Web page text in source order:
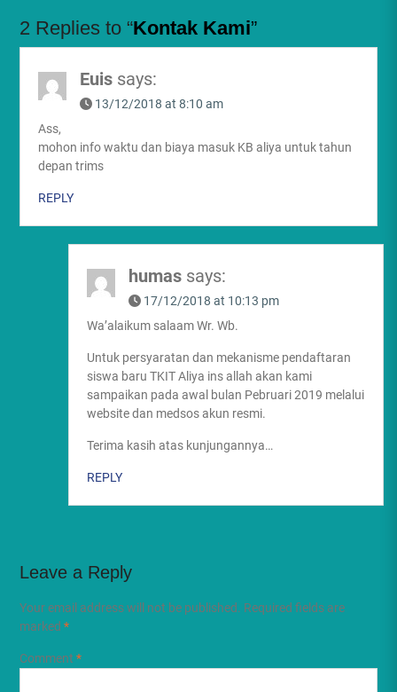
2 Replies to “Kontak Kami”
Euis says:
13/12/2018 at 8:10 am
Ass,
mohon info waktu dan biaya masuk KB aliya untuk tahun
depan trims
REPLY
humas says:
17/12/2018 at 10:13 pm
Wa’alaikum salaam Wr. Wb.
Untuk persyaratan dan mekanisme pendaftaran
siswa baru TKIT Aliya ins allah akan kami
sampaikan pada awal bulan Pebruari 2019 melalui
website dan medsos akun resmi.
Terima kasih atas kunjungannya…
REPLY
Leave a Reply
Your email address will not be published. Required fields are
marked *
Comment *